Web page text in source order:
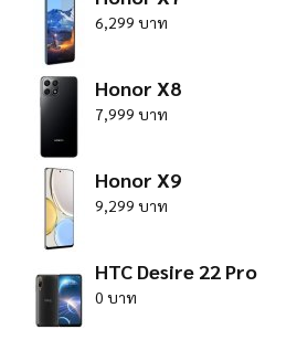
6,299 บาท
Honor X8
7,999 บาท
Honor X9
9,299 บาท
HTC Desire 22 Pro
0 บาท